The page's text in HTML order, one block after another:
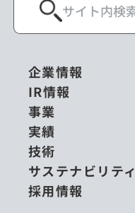
企業情報
IR情報
事業
実績
技術
サステナビリティ
採用情報